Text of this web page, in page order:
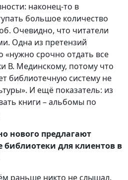
наконец-то в
большое количество
Очевидно, что читатели
Одна из претензий
«нужно срочно отдать все
В. Мединскому, потому что
библиотечную систему не
И ещё показатель: из
книги – альбомы по
нового предлагают
для клиентов в
раньше никто не слышал.